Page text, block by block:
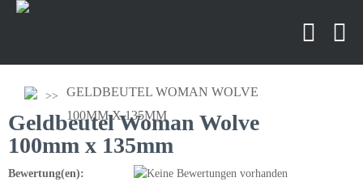
GELDBEUTEL WOMAN WOLVE
100MM X 135MM
Geldbeutel Woman Wolve
100mm x 135mm
Bewertung(en):